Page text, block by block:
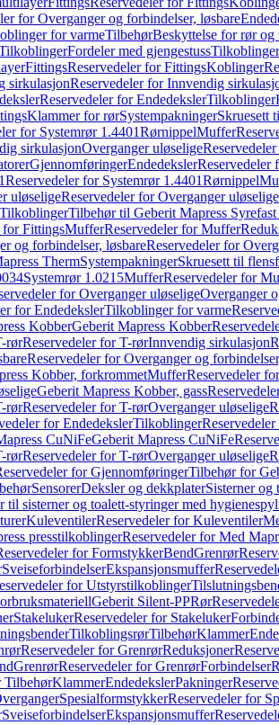
for Overganger og forbindelser, løsbare
for varmeTilbehørBeskyttelse for rør og
Fordeler med gjengestuss
FittingsReservedeler for FittingsKoblinger
sirkulasjonReservedeler for Innvendig
Reservedeler for EndedekslerTilkoblinger
Klammer for rørSystempakningerSkruesett
for Systemrør 1.4401RørnippelMuffer
sirkulasjonOverganger uløselige
GjennomføringerEndedekslerReservedeler
Reservedeler for Systemrør 1.4401Rørnippel
uløseligeReservedeler for Overganger uløselige
Tilbehør til Geberit Mapress Syrefast
for FittingsMufferReservedeler for Muffer
og forbindelser, løsbareReservedeler for
ThermSystempakningerSkruesett til
Systemrør 1.0215MufferReservedeler for
for Overganger uløseligeOverganger
for EndedekslerTilkoblinger for varme
KobberGeberit Mapress Kobber
rørReservedeler for T-rørInnvendig sirkulasjon
Reservedeler for Overganger og
Kobber, forkrommetMufferReservedeler
Geberit Mapress Kobber, gass
rørReservedeler for T-rørOverganger uløselige
for EndedekslerTilkoblinger
CuNiFeGeberit Mapress CuNiFe
rørReservedeler for T-rørOverganger uløselige
for GjennomføringerTilbehør for
SensorerDeksler og dekkplaterSisterner og
til sisterner og toalett-styringer med
KuleventilerReservedeler for Kuleventiler
presstilkoblingerReservedeler for Med
for FormstykkerBendGrenrør
SveiseforbindelserEkspansjonsmuffer
for Utstyrstilkoblinger
Geberit Silent-PPRør
StakelukerReservedeler for Stakeluker
TilkoblingsrørTilbehørKlammer
Reservedeler for GrenrørReduksjoner
GrenrørReservedeler for GrenrørForbindelser
TilbehørKlammerEndedekslerPakninger
SpesialformstykkerReservedeler for
SveiseforbindelserEkspansjonsmuffer